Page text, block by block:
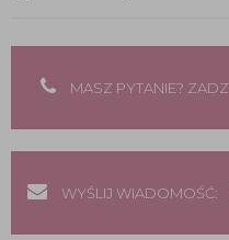
MASZ PYTANIE?
WYŚLIJ WIADOMOŚĆ: